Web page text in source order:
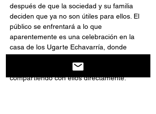
después de que la sociedad y su familia
deciden que ya no son útiles para ellos. El
público se enfrentará a lo que
aparentemente es una celebración en la
casa de los Ugarte Echavarría, donde
una tertulia acompañada de vino, comida y
compartiendo con ellos directamente.